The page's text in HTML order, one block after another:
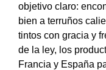
objetivo claro:
bien a terruños
tintos con gracia y
de la ley, los
Francia y España